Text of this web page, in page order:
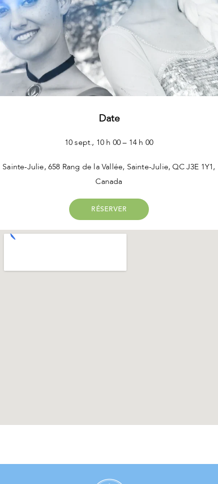
Date
10 sept., 10 h 00 – 14 h 00
Sainte-Julie, 658 Rang de la Vallée, Sainte-Julie, QC J3E 1Y1,
Canada
RÉSERVER